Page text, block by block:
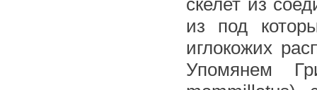
скелет из
из под
иглокожих
Упомянем